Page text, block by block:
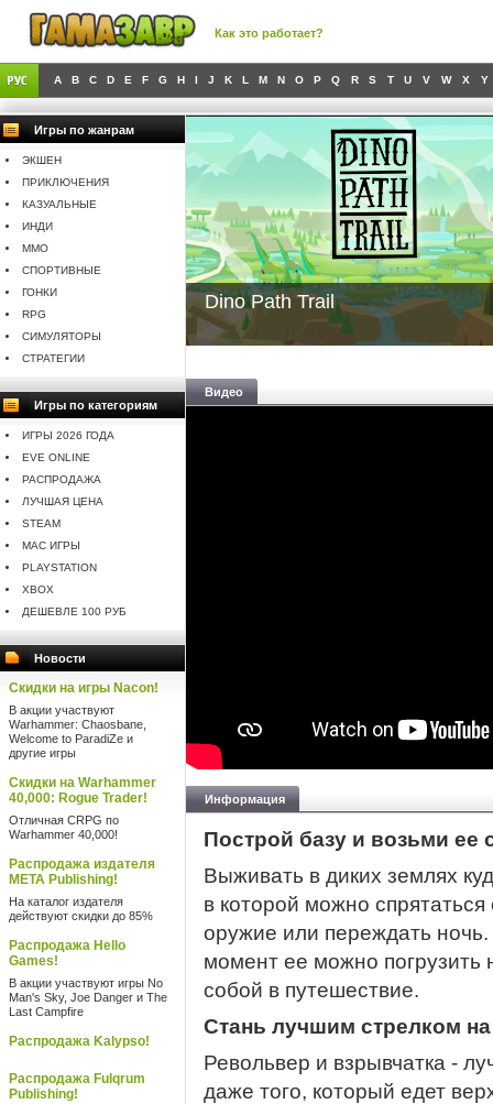
Как это работает?
A B C D E F G H I J K L M N O P Q R S T U V W X Y
Игры по жанрам
ЭКШЕН
ПРИКЛЮЧЕНИЯ
КАЗУАЛЬНЫЕ
ИНДИ
MMO
СПОРТИВНЫЕ
ГОНКИ
RPG
СИМУЛЯТОРЫ
СТРАТЕГИИ
Игры по категориям
ИГРЫ 2026 ГОДА
EVE ONLINE
РАСПРОДАЖА
ЛУЧШАЯ ЦЕНА
STEAM
MAC ИГРЫ
PLAYSTATION
XBOX
ДЕШЕВЛЕ 100 РУБ
Новости
Скидки на игры Nacon!
В акции участвуют
Warhammer: Chaosbane,
Welcome to ParadiZe и
другие игры
Скидки на Warhammer
40,000: Rogue Trader!
Отличная CRPG по
Warhammer 40,000!
Распродажа издателя
META Publishing!
На каталог издателя
действуют скидки до 85%
Распродажа Hello
Games!
В акции участвуют игры No
Man's Sky, Joe Danger и The
Last Campfire
Распродажа Kalypso!
Распродажа Fulqrum
Publishing!
Dino Path Trail
Видео
Информация
Построй базу и возьми ее
Выживать в диких землях
в которой можно спрятаться
оружие или переждать
момент ее можно погрузить
собой в путешествие.
Стань лучшим стрелком
Револьвер и взрывчатка -
даже того, который едет